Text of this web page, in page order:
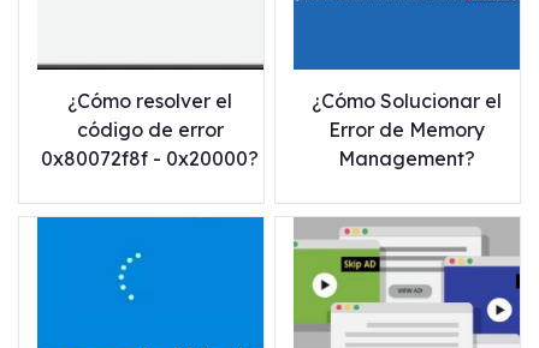
¿Cómo resolver el
código de error
0x80072f8f - 0x20000?
¿Cómo Solucionar el
Error de Memory
Management?